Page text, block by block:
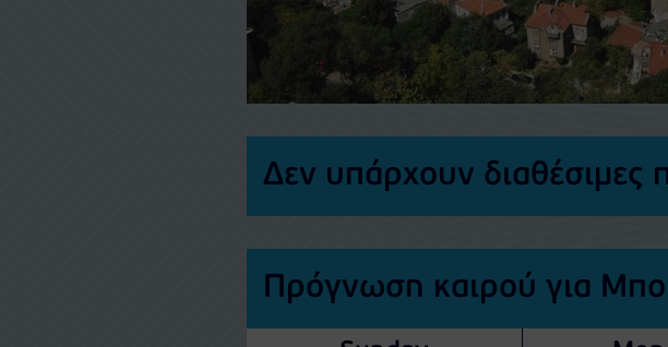
Δεν υπάρχουν διαθέσιμες
Πρόγνωση καιρού για